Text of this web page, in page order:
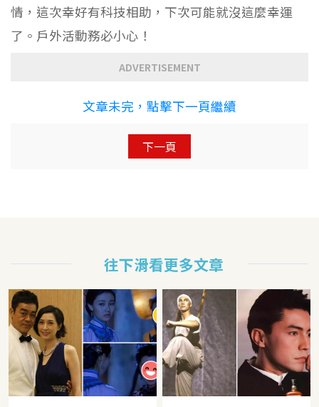
情，這次幸好有科技相助，下次可能就沒這麼幸運
了。戶外活動務必小心！
ADVERTISEMENT
文章未完，點擊下一頁繼續
下一頁
往下滑看更多文章